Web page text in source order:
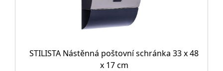
STILISTA Nástěnná poštovní schránka 33 x 48
x 17 cm